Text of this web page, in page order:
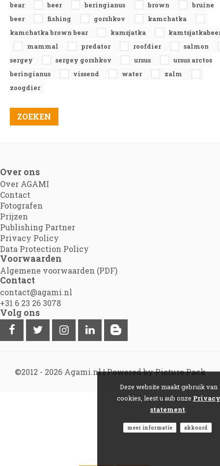
bear
beer beringianus brown
bruine
beer
fishing gorshkov
kamchatka
kamchatka brown bear
kamsjatka
mammal
predator roofdier
salmon
sergey
sergey gorshkov ursus
ursus arctos
beringianus
vissend water
zalm
zoogdier
Over ons
Over AGAMI
Contact
Fotografen
Prijzen
Publishing Partner
Privacy Policy
Data Protection Policy
Voorwaarden
Algemene voorwaarden (PDF)
Contact
contact@agami.nl
+31 6 23 26 3078
Volg ons
©2012 - 2026 Agami.nl|Powered by Picture Pack
Deze website maakt gebruik van
cookies, leest u aub onze Privacy
statement
meer informatie akkoord